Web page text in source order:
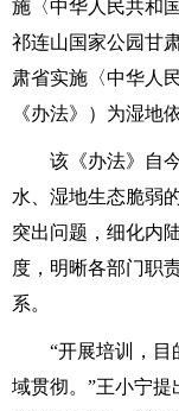
施〈中华人民共和
祁连山国家公园甘
肃省实施〈中华人
《办法》）为湿地
该《办法》自今
水、湿地生态脆弱
突出问题，细化内
度，明晰各部门职
系。
“开展培训，目
域贯彻。”王小宁